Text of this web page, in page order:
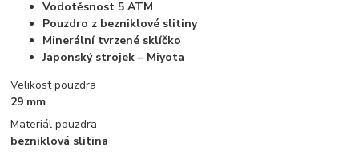
Vodotěsnost 5 ATM
Pouzdro z bezniklové slitiny
Minerální tvrzené sklíčko
Japonský strojek – Miyota
Velikost pouzdra
29 mm
Materiál pouzdra
bezniklová slitina